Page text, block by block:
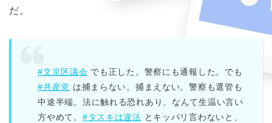
だ。
#文京区議会 でも正した。警察にも通報した。でも
#共産党 は捕まらない。捕まえない。警察も選管も
中途半端。法に触れる恐れあり、なんて生温い言い
方やめて。 #タスキは違法 とキッパリ言わないと、